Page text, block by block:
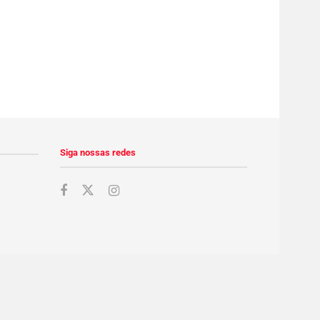
Siga nossas redes